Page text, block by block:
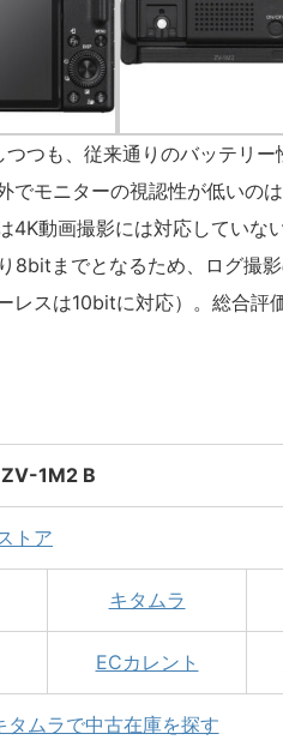
つも、従来通りのバッテリー
でモニターの視認性が低いの
4K動画撮影には対応していな
8bitまでとなるため、ログ撮
レスは10bitに対応）。総合評
1M2 B
トア
キタムラ
ECカレント
タムラで中古在庫を探す